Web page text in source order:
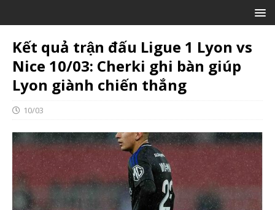
Kết quả trận đấu Ligue 1 Lyon vs
Nice 10/03: Cherki ghi bàn giúp
Lyon giành chiến thắng
10/03